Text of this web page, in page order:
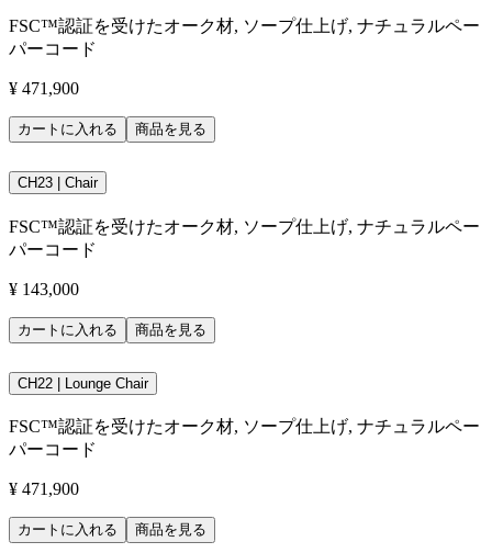
FSC™認証を受けたオーク材, ソープ仕上げ, ナチュラルペー
パーコード
¥ 471,900
カートに入れる 商品を見る
CH23 | Chair
FSC™認証を受けたオーク材, ソープ仕上げ, ナチュラルペー
パーコード
¥ 143,000
カートに入れる 商品を見る
CH22 | Lounge Chair
FSC™認証を受けたオーク材, ソープ仕上げ, ナチュラルペー
パーコード
¥ 471,900
カートに入れる 商品を見る